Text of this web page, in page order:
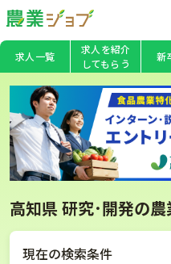
求人一覧
求人を紹介
してもらう
新
高知県 研究･開発の
現在の検索条件